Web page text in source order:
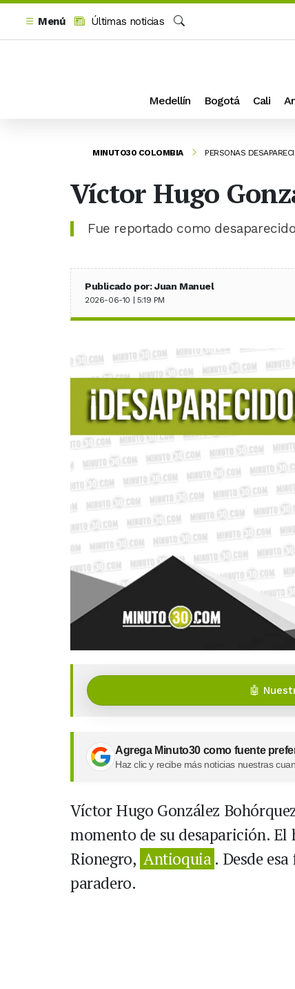
Menú
Últimas noticias
Buscar
Medellín Bogotá Cali
MINUTO30 COLOMBIA PERSONAS
Víctor Hugo
Fue reportado como
Publicado por: Juan Manuel
2026-06-10 | 5:19 PM
🤖
Agrega Minuto30 como fuente
Haz clic y recibe más noticias nuestras
Víctor Hugo González
momento de su desaparición. El
Rionegro, Antioquia . Desde
paradero.